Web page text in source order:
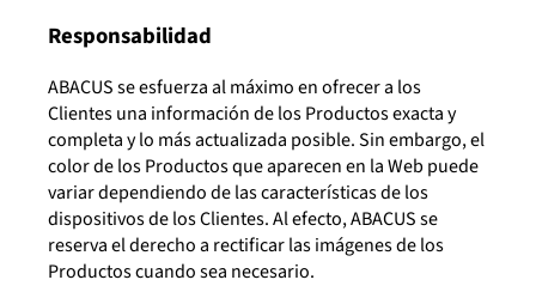
Responsabilidad
ABACUS se esfuerza al máximo en ofrecer a los
Clientes una información de los Productos exacta y
completa y lo más actualizada posible. Sin embargo, el
color de los Productos que aparecen en la Web puede
variar dependiendo de las características de los
dispositivos de los Clientes. Al efecto, ABACUS se
reserva el derecho a rectificar las imágenes de los
Productos cuando sea necesario.